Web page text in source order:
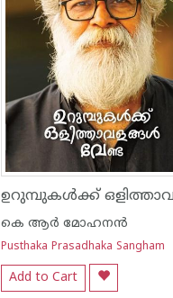
കെ ആര്‍ മോഹനന്‍
Pusthaka Prasadhaka Sangham
Add to Cart